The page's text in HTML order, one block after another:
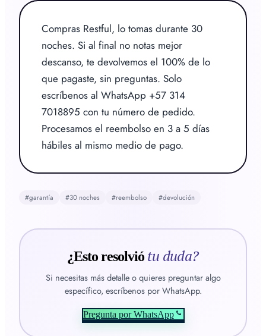
Compras Restful, lo tomas durante 30
noches. Si al final no notas mejor
descanso, te devolvemos el 100% de lo
que pagaste, sin preguntas. Solo
escríbenos al WhatsApp +57 314
7018895 con tu número de pedido.
Procesamos el reembolso en 3 a 5 días
hábiles al mismo medio de pago.
#garantía #30 noches #reembolso #devolución
¿Esto resolvió tu duda?
Si necesitas más detalle o quieres preguntar algo
específico, escríbenos por WhatsApp.
Pregunta por WhatsApp